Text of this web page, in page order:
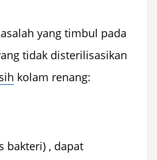
yang timbul pada
tidak disterilisasikan
kolam renang:
bakteri) , dapat